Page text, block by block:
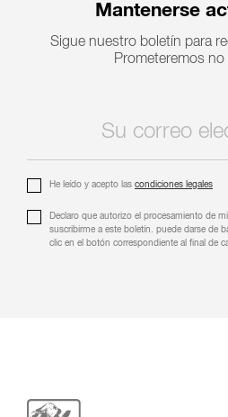
Mantenerse
Sigue nuestro boletín para
Prometeremos no
He leído y acepto las condiciones legales
Declaro que autorizo ​​el procesamiento de
suscribirme a este boletín. puede darse de
clic en el botón correspondiente al final de